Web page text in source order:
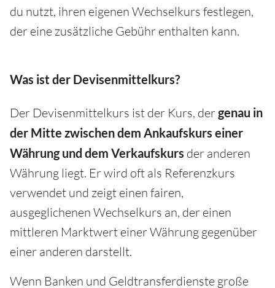
du nutzt, ihren eigenen Wechselkurs festlegen,
der eine zusätzliche Gebühr enthalten kann.
Was ist der Devisenmittelkurs?
Der Devisenmittelkurs ist der Kurs, dergenau in
der Mitte zwischen dem Ankaufskurs einer
Währung und dem Verkaufskurs der anderen
Währung liegt. Er wird oft als Referenzkurs
verwendet und zeigt einen fairen,
ausgeglichenen Wechselkurs an, der einen
mittleren Marktwert einer Währung gegenüber
einer anderen darstellt.
Wenn Banken und Geldtransferdienste große